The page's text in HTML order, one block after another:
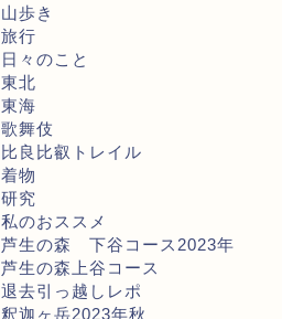
山歩き
旅行
日々のこと
東北
東海
歌舞伎
比良比叡トレイル
着物
研究
私のおススメ
芦生の森 下谷コース2023年
芦生の森上谷コース
退去引っ越しレポ
釈迦ヶ岳2023年秋